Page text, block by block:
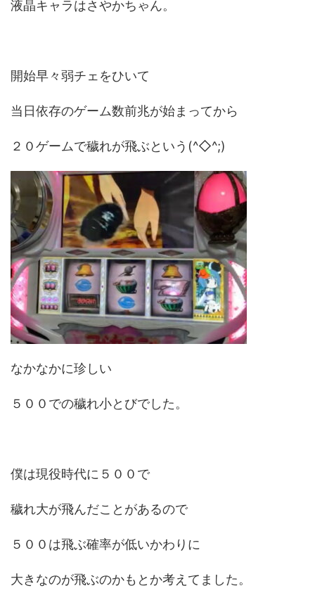
液晶キャラはさやかちゃん。
開始早々弱チェをひいて
当日依存のゲーム数前兆が始まってから
２０ゲームで穢れが飛ぶという(^◇^;)
なかなかに珍しい
５００での穢れ小とびでした。
僕は現役時代に５００で
穢れ大が飛んだことがあるので
５００は飛ぶ確率が低いかわりに
大きなのが飛ぶのかもとか考えてました。